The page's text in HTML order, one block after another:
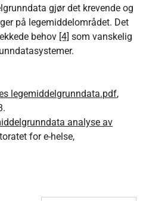
gjør det krevende og
på legemiddelområdet. Det
behov [4] som vanskelig
legemiddelgrunndata.pdf,
analyse av
for e-helse,